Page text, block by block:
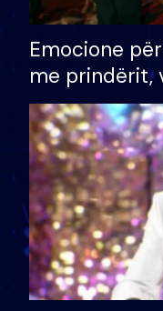
Emocione
me prindërit,
divorci apo